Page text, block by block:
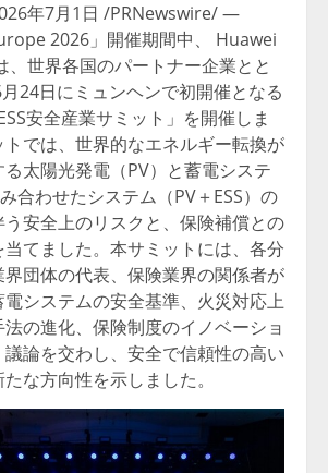
年7月1日 /PRNewswire/ —
2026」開催期間中、 Huawei
世界各国のパートナー企業とと
24日にミュンヘンで初開催となる
安全産業サミット」を開催しま
トでは、世界的なエネルギー転換が
太陽光発電（PV）と蓄電システ
合わせたシステム（PV＋ESS）の
安全上のリスクと、保険補償との
てました。本サミットには、各分
団体の代表、保険業界の関係者が
システムの安全基準、火災対応上
の進化、保険制度のイノベーショ
論を交わし、安全で信頼性の高い
な方向性を示しました。